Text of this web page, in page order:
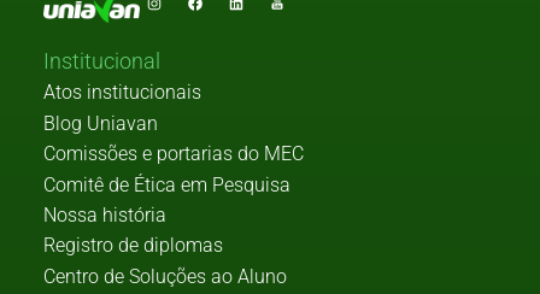
Institucional
Atos institucionais
Blog Uniavan
Comissões e portarias do MEC
Comitê de Ética em Pesquisa
Nossa história
Registro de diplomas
Centro de Soluções ao Aluno